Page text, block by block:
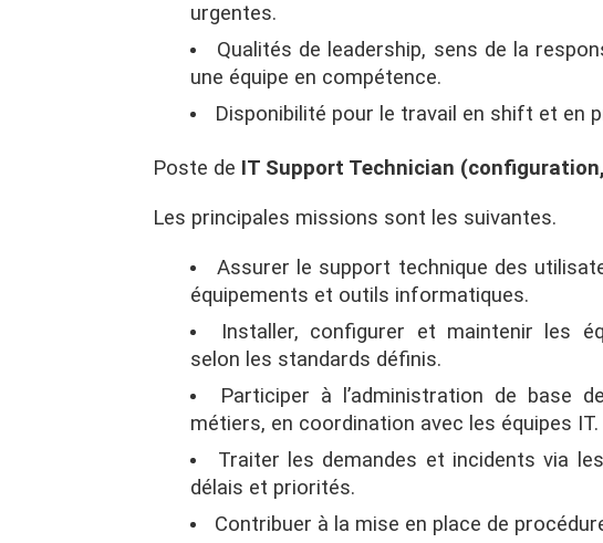
urgentes.
Qualités de leadership, sens de la
une équipe en compétence.
Disponibilité pour le travail en shift et en
Poste de IT Support Technician
Les principales missions sont les suivantes.
Assurer le support technique des
équipements et outils informatiques.
Installer, configurer et maintenir les
selon les standards définis.
Participer à l’administration de base
métiers, en coordination avec les équipes IT.
Traiter les demandes et incidents via
délais et priorités.
Contribuer à la mise en place de